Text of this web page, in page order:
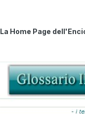
La Home Page